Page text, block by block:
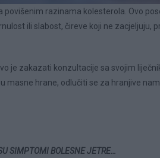
razinama kolesterola. Ovo
ili slabost, čireve koji ne zacjeljuju,
je zakazati konzultacije sa svojim
hrane, odlučiti se za hranjive
SIMPTOMI BOLESNE JETRE…